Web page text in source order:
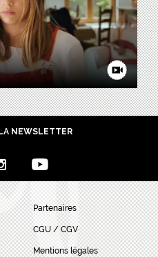
NEWSLETTER
Partenaires
CGU / CGV
Mentions légales